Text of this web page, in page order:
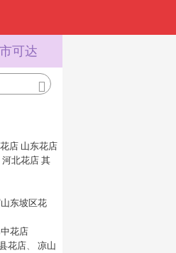
可达
店 山东花店
河北花店 其
东坡区花
花店
花店、 凉山